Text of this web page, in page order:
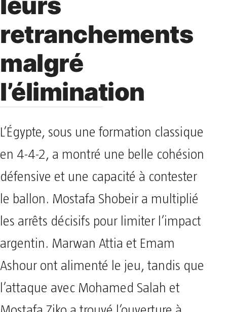
retranchements
malgré
l’élimination
L’Égypte, sous une formation classique
en 4-4-2, a montré une belle cohésion
défensive et une capacité à contester
le ballon. Mostafa Shobeir a multiplié
les arrêts décisifs pour limiter l’impact
argentin. Marwan Attia et Emam
Ashour ont alimenté le jeu, tandis que
l’attaque avec Mohamed Salah et